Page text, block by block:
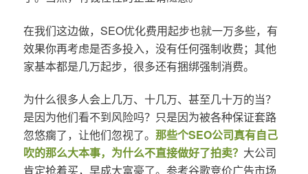
在我们这边做，SEO优化费用起步也就一万多些，有
效果你再考虑是否多投入，没有任何强制收费；其他
家基本都是几万起步，很多还有捆绑强制消费。
为什么很多人会上几万、十几万、甚至几十万的当？
是因为他们看不到风险吗？只是因为被各种保证套路
忽悠瘸了，让他们忽视了。 那些个SEO公司真有自己
吹的那么大本事，为什么不直接做好了拍卖？ 大公司
肯定抢着买，早成大富豪了。参考谷歌竞价广告市场